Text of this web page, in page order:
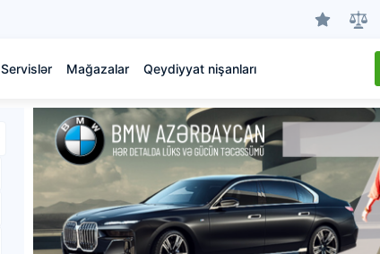
Servislər Mağazalar Qeydiyyat nişanları